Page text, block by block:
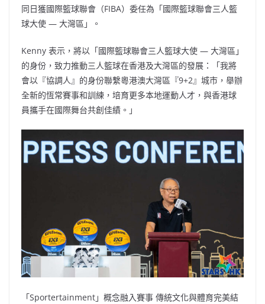
同日獲國際籃球聯會（FIBA）委任為「國際籃球聯會三人籃
球大使 — 大灣區」。
Kenny 表示，將以「國際籃球聯會三人籃球大使 — 大灣區」
的身份，致力推動三人籃球在香港及大灣區的發展：「我將
會以『協調人』的身份聯繫粵港澳大灣區『9+2』城市，舉辦
全新的恆常賽事和訓練，培育更多本地運動人才，與香港球
員攜手在國際舞台共創佳績。」
「Sportertainment」概念融入賽事 傳統文化與體育完美結